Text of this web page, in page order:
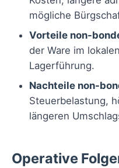
mögliche
Vorteile non-
der Ware im
Lagerführung.
Nachteile non-
Steuerbelastung,
längeren
Operative